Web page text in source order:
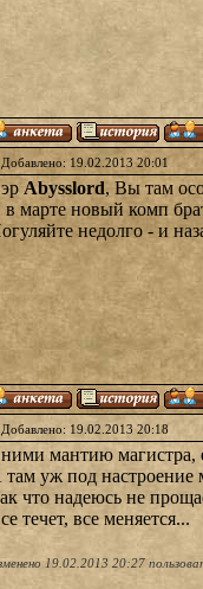
Добавлено: 19.02.2013 20:01
Abysslord, Вы там
в марте новый комп
недолго - и
Добавлено: 19.02.2013 20:18
мантию магистра,
там уж под настроение
что надеюсь не
течет, все меняется...
19.02.2013 20:27